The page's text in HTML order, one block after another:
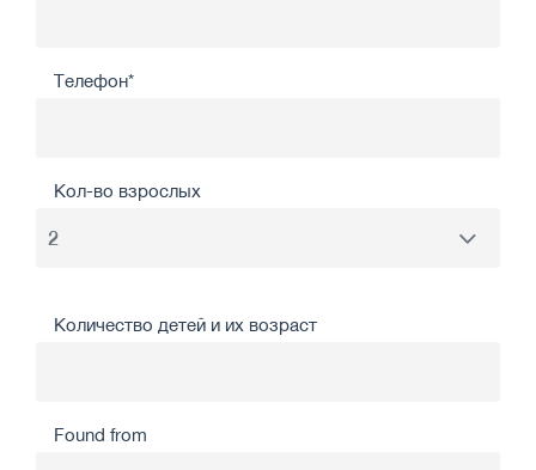
Телефон*
Кол-во взрослых
Количество детей и их возраст
Found from